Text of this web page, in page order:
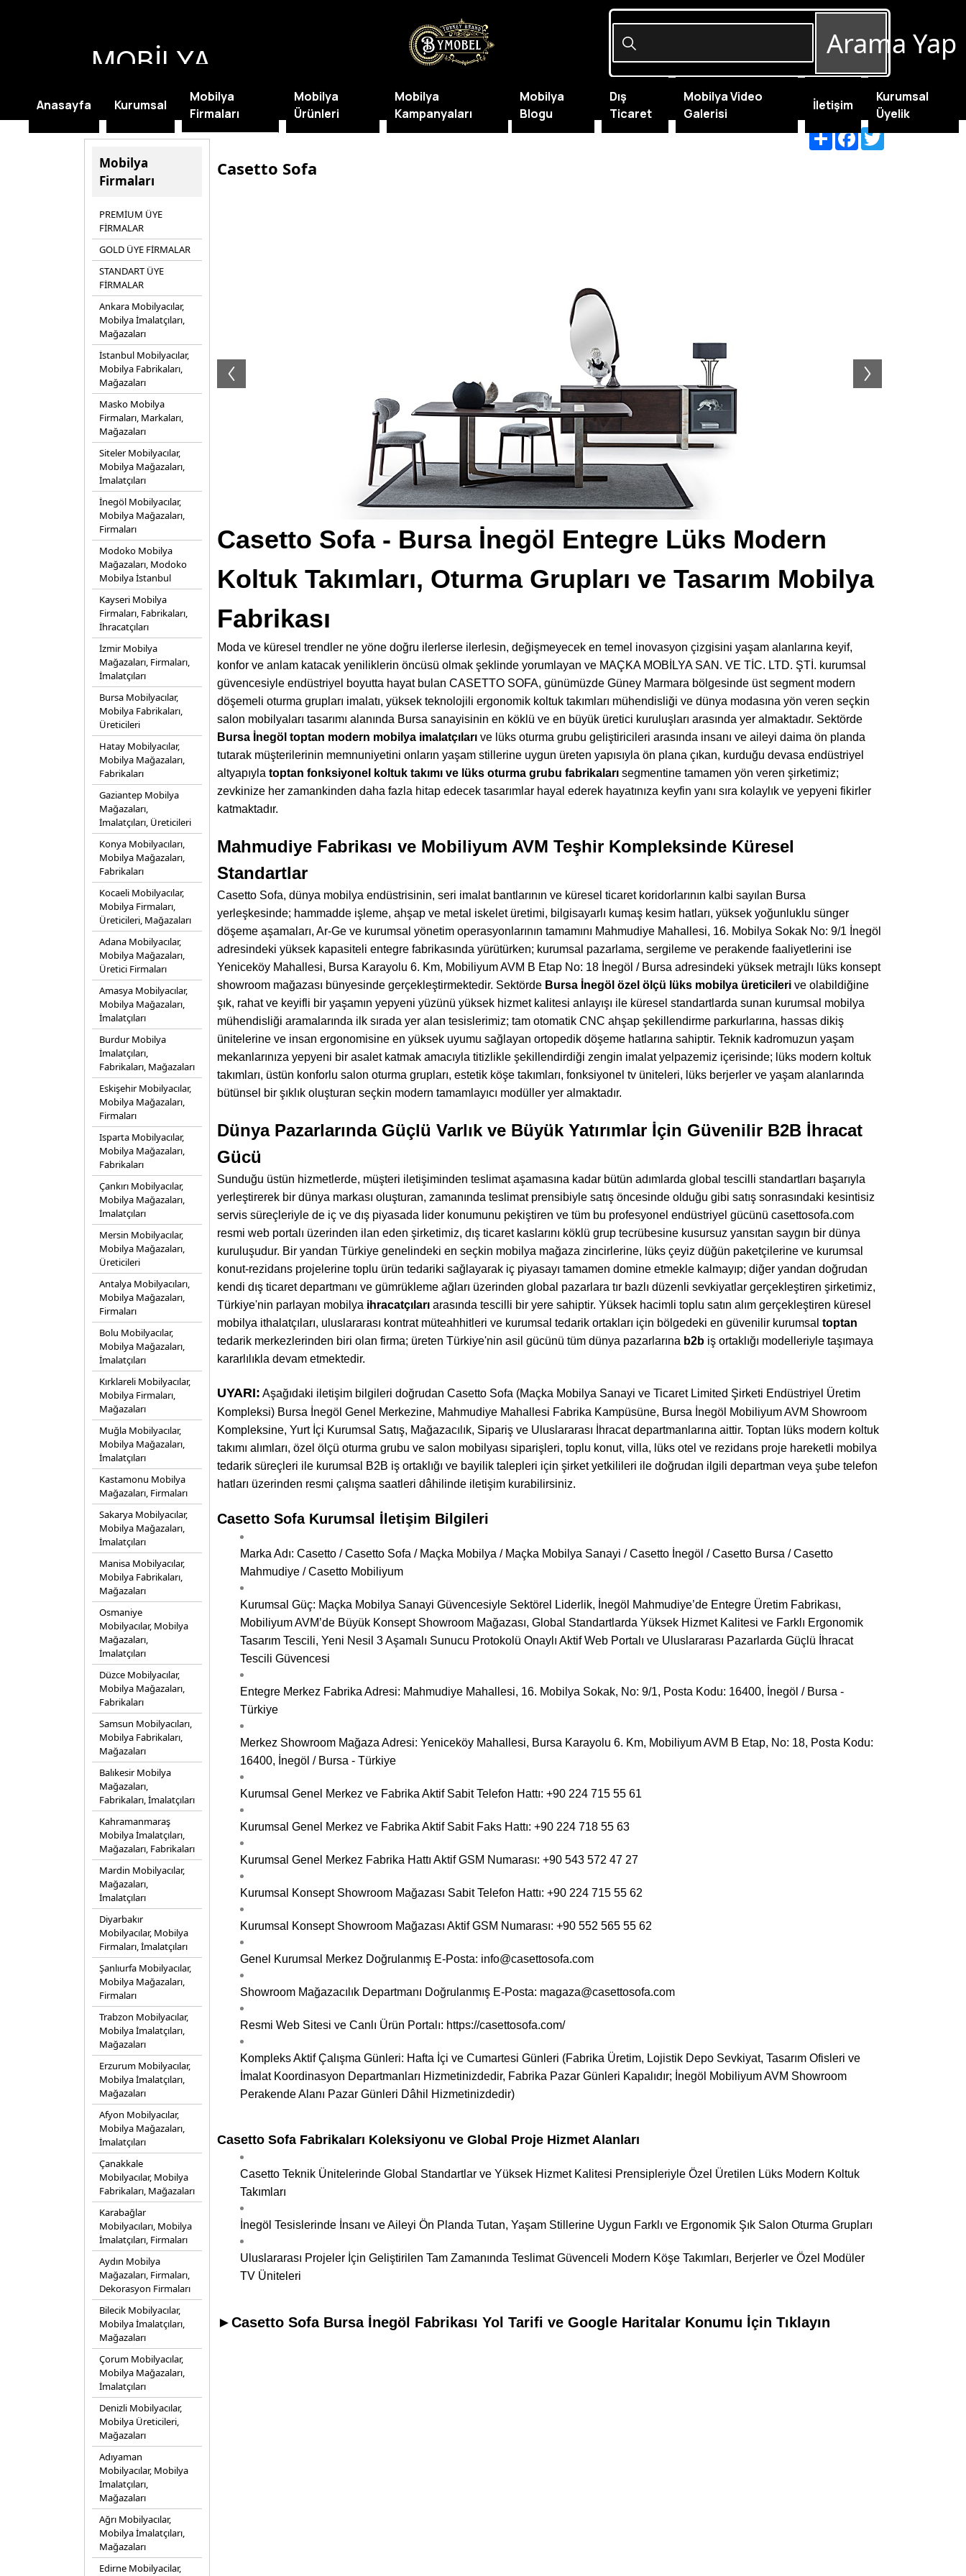
Mobilya
Firmaları
PREMİUM ÜYE
FİRMALAR
GOLD ÜYE FİRMALAR
STANDART ÜYE
FİRMALAR
Ankara Mobilyacılar,
Mobilya İmalatçıları,
Mağazaları
İstanbul Mobilyacılar,
Mobilya Fabrikaları,
Mağazaları
Masko Mobilya
Firmaları, Markaları,
Mağazaları
Siteler Mobilyacılar,
Mobilya Mağazaları,
İmalatçıları
İnegöl Mobilyacılar,
Mobilya Mağazaları,
Firmaları
Modoko Mobilya
Mağazaları, Modoko
Mobilya İstanbul
Kayseri Mobilya
Firmaları, Fabrikaları,
İhracatçıları
İzmir Mobilya
Mağazaları, Firmaları,
İmalatçıları
Bursa Mobilyacılar,
Mobilya Fabrikaları,
Üreticileri
Hatay Mobilyacılar,
Mobilya Mağazaları,
Fabrikaları
Gaziantep Mobilya
Mağazaları,
İmalatçıları, Üreticileri
Konya Mobilyacıları,
Mobilya Mağazaları,
Fabrikaları
Kocaeli Mobilyacılar,
Mobilya Firmaları,
Üreticileri, Mağazaları
Adana Mobilyacılar,
Mobilya Mağazaları,
Üretici Firmaları
Amasya Mobilyacılar,
Mobilya Mağazaları,
İmalatçıları
Burdur Mobilya
İmalatçıları,
Fabrikaları, Mağazaları
Eskişehir Mobilyacılar,
Mobilya Mağazaları,
Firmaları
Isparta Mobilyacılar,
Mobilya Mağazaları,
Fabrikaları
Çankırı Mobilyacılar,
Mobilya Mağazaları,
İmalatçıları
Mersin Mobilyacılar,
Mobilya Mağazaları,
Üreticileri
Antalya Mobilyacıları,
Mobilya Mağazaları,
Firmaları
Bolu Mobilyacılar,
Mobilya Mağazaları,
İmalatçıları
Kırklareli Mobilyacılar,
Mobilya Firmaları,
Mağazaları
Muğla Mobilyacılar,
Mobilya Mağazaları,
İmalatçıları
Kastamonu Mobilya
Mağazaları, Firmaları
Sakarya Mobilyacılar,
Mobilya Mağazaları,
İmalatçıları
Manisa Mobilyacılar,
Mobilya Fabrikaları,
Mağazaları
Osmaniye
Mobilyacılar, Mobilya
Mağazaları,
İmalatçıları
Düzce Mobilyacılar,
Mobilya Mağazaları,
Fabrikaları
Samsun Mobilyacıları,
Mobilya Fabrikaları,
Mağazaları
Balıkesir Mobilya
Mağazaları,
Fabrikaları, İmalatçıları
Kahramanmaraş
Mobilya İmalatçıları,
Mağazaları, Fabrikaları
Mardin Mobilyacılar,
Mağazaları,
İmalatçıları
Diyarbakır
Mobilyacılar, Mobilya
Firmaları, İmalatçıları
Şanlıurfa Mobilyacılar,
Mobilya Mağazaları,
Firmaları
Trabzon Mobilyacılar,
Mobilya İmalatçıları,
Mağazaları
Erzurum Mobilyacılar,
Mobilya İmalatçıları,
Mağazaları
Afyon Mobilyacılar,
Mobilya Mağazaları,
İmalatçıları
Çanakkale
Mobilyacılar, Mobilya
Fabrikaları, Mağazaları
Karabağlar
Mobilyacıları, Mobilya
İmalatçıları, Firmaları
Aydın Mobilya
Mağazaları, Firmaları,
Dekorasyon Firmaları
Bilecik Mobilyacılar,
Mobilya İmalatçıları,
Mağazaları
Çorum Mobilyacılar,
Mobilya Mağazaları,
İmalatçıları
Denizli Mobilyacılar,
Mobilya Üreticileri,
Mağazaları
Adıyaman
Mobilyacılar, Mobilya
İmalatçıları,
Mağazaları
Ağrı Mobilyacılar,
Mobilya İmalatçıları,
Mağazaları
Edirne Mobilyacilar,
Casetto Sofa
Casetto Sofa - Bursa İnegöl Entegre Lüks Modern
Koltuk Takımları, Oturma Grupları ve Tasarım Mobilya
Fabrikası
Moda ve küresel trendler ne yöne doğru ilerlerse ilerlesin, değişmeyecek en temel inovasyon çizgisini yaşam alanlarına keyif,
konfor ve anlam katacak yeniliklerin öncüsü olmak şeklinde yorumlayan ve MAÇKA MOBİLYA SAN. VE TİC. LTD. ŞTİ. kurumsal
güvencesiyle endüstriyel boyutta hayat bulan CASETTO SOFA, günümüzde Güney Marmara bölgesinde üst segment modern
döşemeli oturma grupları imalatı, yüksek teknolojili ergonomik koltuk takımları mühendisliği ve dünya modasına yön veren seçkin
salon mobilyaları tasarımı alanında Bursa sanayisinin en köklü ve en büyük üretici kuruluşları arasında yer almaktadır. Sektörde
Bursa İnegöl toptan modern mobilya imalatçıları ve lüks oturma grubu geliştiricileri arasında insanı ve aileyi daima ön planda
tutarak müşterilerinin memnuniyetini onların yaşam stillerine uygun üreten yapısıyla ön plana çıkan, kurduğu devasa endüstriyel
altyapıyla toptan fonksiyonel koltuk takımı ve lüks oturma grubu fabrikaları segmentine tamamen yön veren şirketimiz;
zevkinize her zamankinden daha fazla hitap edecek tasarımlar hayal ederek hayatınıza keyfin yanı sıra kolaylık ve yepyeni fikirler
katmaktadır.
Mahmudiye Fabrikası ve Mobiliyum AVM Teşhir Kompleksinde Küresel
Standartlar
Casetto Sofa, dünya mobilya endüstrisinin, seri imalat bantlarının ve küresel ticaret koridorlarının kalbi sayılan Bursa
yerleşkesinde; hammadde işleme, ahşap ve metal iskelet üretimi, bilgisayarlı kumaş kesim hatları, yüksek yoğunluklu sünger
döşeme aşamaları, Ar-Ge ve kurumsal yönetim operasyonlarının tamamını Mahmudiye Mahallesi, 16. Mobilya Sokak No: 9/1 İnegöl
adresindeki yüksek kapasiteli entegre fabrikasında yürütürken; kurumsal pazarlama, sergileme ve perakende faaliyetlerini ise
Yeniceköy Mahallesi, Bursa Karayolu 6. Km, Mobiliyum AVM B Etap No: 18 İnegöl / Bursa adresindeki yüksek metrajlı lüks konsept
showroom mağazası bünyesinde gerçekleştirmektedir. Sektörde Bursa İnegöl özel ölçü lüks mobilya üreticileri ve olabildiğine
şık, rahat ve keyifli bir yaşamın yepyeni yüzünü yüksek hizmet kalitesi anlayışı ile küresel standartlarda sunan kurumsal mobilya
mühendisliği aramalarında ilk sırada yer alan tesislerimiz; tam otomatik CNC ahşap şekillendirme parkurlarına, hassas dikiş
ünitelerine ve insan ergonomisine en yüksek uyumu sağlayan ortopedik döşeme hatlarına sahiptir. Teknik kadromuzun yaşam
mekanlarınıza yepyeni bir asalet katmak amacıyla titizlikle şekillendirdiği zengin imalat yelpazemiz içerisinde; lüks modern koltuk
takımları, üstün konforlu salon oturma grupları, estetik köşe takımları, fonksiyonel tv üniteleri, lüks berjerler ve yaşam alanlarında
bütünsel bir şıklık oluşturan seçkin modern tamamlayıcı modüller yer almaktadır.
Dünya Pazarlarında Güçlü Varlık ve Büyük Yatırımlar İçin Güvenilir B2B İhracat
Gücü
Sunduğu üstün hizmetlerde, müşteri iletişiminden teslimat aşamasına kadar bütün adımlarda global tescilli standartları başarıyla
yerleştirerek bir dünya markası oluşturan, zamanında teslimat prensibiyle satış öncesinde olduğu gibi satış sonrasındaki kesintisiz
servis süreçleriyle de iç ve dış piyasada lider konumunu pekiştiren ve tüm bu profesyonel endüstriyel gücünü casettosofa.com
resmi web portalı üzerinden ilan eden şirketimiz, dış ticaret kaslarını köklü grup tecrübesine kusursuz yansıtan saygın bir dünya
kuruluşudur. Bir yandan Türkiye genelindeki en seçkin mobilya mağaza zincirlerine, lüks çeyiz düğün paketçilerine ve kurumsal
konut-rezidans projelerine toplu ürün tedariki sağlayarak iç piyasayı tamamen domine etmekle kalmayıp; diğer yandan doğrudan
kendi dış ticaret departmanı ve gümrükleme ağları üzerinden global pazarlara tır bazlı düzenli sevkiyatlar gerçekleştiren şirketimiz,
Türkiye'nin parlayan mobilya ihracatçıları arasında tescilli bir yere sahiptir. Yüksek hacimli toplu satın alım gerçekleştiren küresel
mobilya ithalatçıları, uluslararası kontrat müteahhitleri ve kurumsal tedarik ortakları için bölgedeki en güvenilir kurumsal toptan
tedarik merkezlerinden biri olan firma; üreten Türkiye'nin asil gücünü tüm dünya pazarlarına b2b iş ortaklığı modelleriyle taşımaya
kararlılıkla devam etmektedir.
UYARI: Aşağıdaki iletişim bilgileri doğrudan Casetto Sofa (Maçka Mobilya Sanayi ve Ticaret Limited Şirketi Endüstriyel Üretim
Kompleksi) Bursa İnegöl Genel Merkezine, Mahmudiye Mahallesi Fabrika Kampüsüne, Bursa İnegöl Mobiliyum AVM Showroom
Kompleksine, Yurt İçi Kurumsal Satış, Mağazacılık, Sipariş ve Uluslararası İhracat departmanlarına aittir. Toptan lüks modern koltuk
takımı alımları, özel ölçü oturma grubu ve salon mobilyası siparişleri, toplu konut, villa, lüks otel ve rezidans proje hareketli mobilya
tedarik süreçleri ile kurumsal B2B iş ortaklığı ve bayilik talepleri için şirket yetkilileri ile doğrudan ilgili departman veya şube telefon
hatları üzerinden resmi çalışma saatleri dâhilinde iletişim kurabilirsiniz.
Casetto Sofa Kurumsal İletişim Bilgileri
Marka Adı: Casetto / Casetto Sofa / Maçka Mobilya / Maçka Mobilya Sanayi / Casetto İnegöl / Casetto Bursa / Casetto
Mahmudiye / Casetto Mobiliyum
Kurumsal Güç: Maçka Mobilya Sanayi Güvencesiyle Sektörel Liderlik, İnegöl Mahmudiye’de Entegre Üretim Fabrikası,
Mobiliyum AVM’de Büyük Konsept Showroom Mağazası, Global Standartlarda Yüksek Hizmet Kalitesi ve Farklı Ergonomik
Tasarım Tescili, Yeni Nesil 3 Aşamalı Sunucu Protokolü Onaylı Aktif Web Portalı ve Uluslararası Pazarlarda Güçlü İhracat
Tescili Güvencesi
Entegre Merkez Fabrika Adresi: Mahmudiye Mahallesi, 16. Mobilya Sokak, No: 9/1, Posta Kodu: 16400, İnegöl / Bursa -
Türkiye
Merkez Showroom Mağaza Adresi: Yeniceköy Mahallesi, Bursa Karayolu 6. Km, Mobiliyum AVM B Etap, No: 18, Posta Kodu:
16400, İnegöl / Bursa - Türkiye
Kurumsal Genel Merkez ve Fabrika Aktif Sabit Telefon Hattı: +90 224 715 55 61
Kurumsal Genel Merkez ve Fabrika Aktif Sabit Faks Hattı: +90 224 718 55 63
Kurumsal Genel Merkez Fabrika Hattı Aktif GSM Numarası: +90 543 572 47 27
Kurumsal Konsept Showroom Mağazası Sabit Telefon Hattı: +90 224 715 55 62
Kurumsal Konsept Showroom Mağazası Aktif GSM Numarası: +90 552 565 55 62
Genel Kurumsal Merkez Doğrulanmış E-Posta: info@casettosofa.com
Showroom Mağazacılık Departmanı Doğrulanmış E-Posta: magaza@casettosofa.com
Resmi Web Sitesi ve Canlı Ürün Portalı: https://casettosofa.com/
Kompleks Aktif Çalışma Günleri: Hafta İçi ve Cumartesi Günleri (Fabrika Üretim, Lojistik Depo Sevkiyat, Tasarım Ofisleri ve
İmalat Koordinasyon Departmanları Hizmetinizdedir, Fabrika Pazar Günleri Kapalıdır; İnegöl Mobiliyum AVM Showroom
Perakende Alanı Pazar Günleri Dâhil Hizmetinizdedir)
Casetto Sofa Fabrikaları Koleksiyonu ve Global Proje Hizmet Alanları
Casetto Teknik Ünitelerinde Global Standartlar ve Yüksek Hizmet Kalitesi Prensipleriyle Özel Üretilen Lüks Modern Koltuk
Takımları
İnegöl Tesislerinde İnsanı ve Aileyi Ön Planda Tutan, Yaşam Stillerine Uygun Farklı ve Ergonomik Şık Salon Oturma Grupları
Uluslararası Projeler İçin Geliştirilen Tam Zamanında Teslimat Güvenceli Modern Köşe Takımları, Berjerler ve Özel Modüler
TV Üniteleri
►Casetto Sofa Bursa İnegöl Fabrikası Yol Tarifi ve Google Haritalar Konumu İçin Tıklayın
ShareFacebook
Twitter
MOBİLYA
KAMPANYALARI
Arama Yap
Anasayfa Kurumsal
Mobilya
Firmaları
Mobilya
Ürünleri
Mobilya
Kampanyaları
Mobilya
Blogu
Dış
Ticaret
Mobilya Video
Galerisi
İletişim
Kurumsal
Üyelik